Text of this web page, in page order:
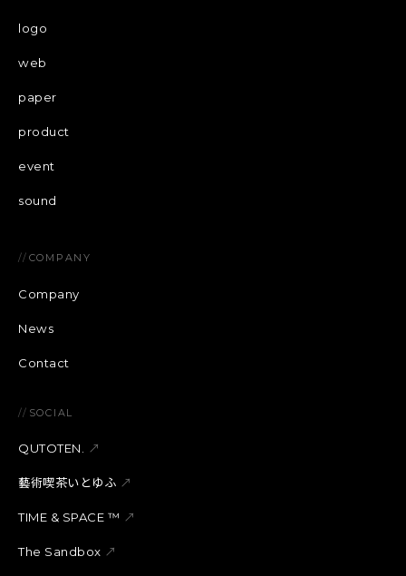
logo
web
paper
product
event
sound
// COMPANY
Company
News
Contact
// SOCIAL
QUTOTEN. ↗
藝術喫茶いとゆふ ↗
TIME & SPACE ™︎ ↗
The Sandbox ↗